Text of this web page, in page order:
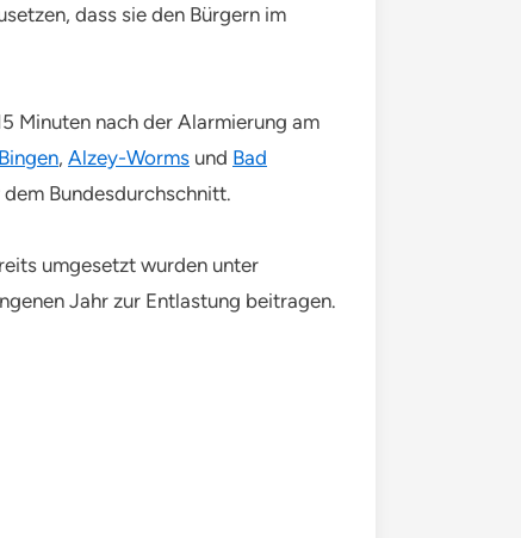
dass sie den Bürgern im
Minuten nach der Alarmierung am
, Alzey-Worms und Bad
Bundesdurchschnitt.
umgesetzt wurden unter
Jahr zur Entlastung beitragen.